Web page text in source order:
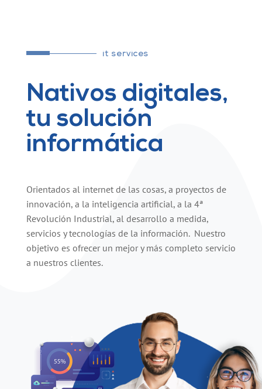
it services
Nativos digitales,
tu solución
informática
Orientados al internet de las cosas, a proyectos de
innovación, a la inteligencia artificial, a la 4ª
Revolución Industrial, al desarrollo a medida,
servicios y tecnologías de la información. Nuestro
objetivo es ofrecer un mejor y más completo servicio
a nuestros clientes.